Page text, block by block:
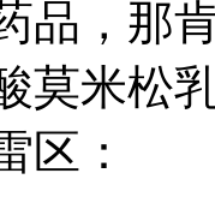
品，那
莫米松
区：